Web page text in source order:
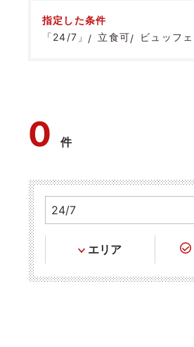
指定した条件
「24/7」
立食可 ビュッフ
0件
エリア